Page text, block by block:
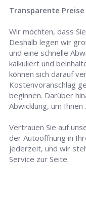
Transparente
Wir möchten, dass
Deshalb legen wir
und eine schnelle
kalkuliert und
können sich darauf
Kostenvoranschlag
beginnen. Darüber
Abwicklung, um
Vertrauen Sie auf
der Autoöffnung in
jederzeit, und wir
Service zur Seite.